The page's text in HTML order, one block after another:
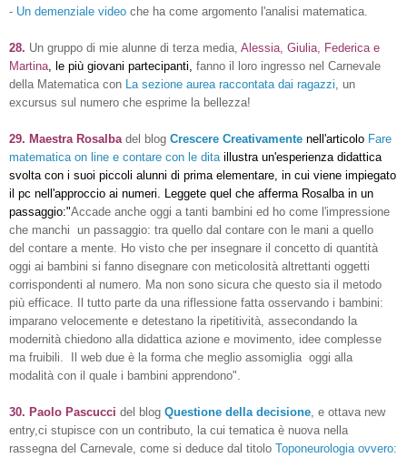
- Un demenziale video che ha come argomento l'analisi matematica.
28. Un gruppo di mie alunne di terza media, Alessia, Giulia, Federica e
Martina , le più giovani partecipanti, fanno il loro ingresso nel Carnevale
della Matematica con
La sezione aurea raccontata dai ragazzi , un
excursus sul numero che esprime la bellezza!
29. Maestra Rosalba del blog Crescere Creativamente nell'articolo Fare
matematica on line e contare con le dita illustra un'esperienza didattica
svolta con i suoi piccoli alunni di prima elementare, in cui viene impiegato
il pc nell'approccio ai numeri. Leggete quel che afferma Rosalba in un
passaggio:"Accade anche oggi a tanti bambini ed ho come l'impressione
che manchi un passaggio: tra quello dal contare con le mani a quello
del contare a mente. Ho visto che per insegnare il concetto di quantità
oggi ai bambini si fanno disegnare con meticolosità altrettanti oggetti
corrispondenti al numero. Ma non sono sicura che questo sia il metodo
più efficace. Il tutto parte da una riflessione fatta osservando i bambini:
imparano velocemente e detestano la ripetitività, assecondando la
modernità chiedono alla didattica azione e movimento, idee complesse
ma fruibili. Il web due è la forma che meglio assomiglia oggi alla
modalità con il quale i bambini apprendono".
30. Paolo Pascucci del blog Questione della decisione , e ottava new
entry,ci stupisce con un contributo, la cui tematica è nuova nella
rassegna del Carnevale, come si deduce dal titolo Toponeurologia ovvero: